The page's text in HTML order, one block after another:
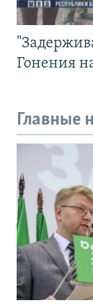
Гонения
Главные